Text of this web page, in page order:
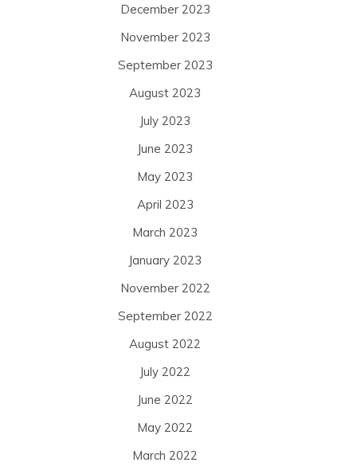
December 2023
November 2023
September 2023
August 2023
July 2023
June 2023
May 2023
April 2023
March 2023
January 2023
November 2022
September 2022
August 2022
July 2022
June 2022
May 2022
March 2022